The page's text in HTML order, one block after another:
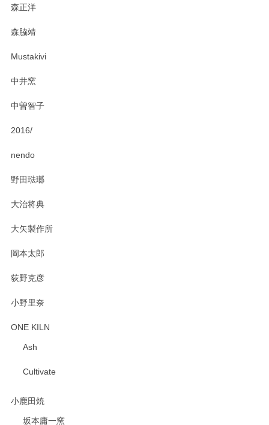
森正洋
森脇靖
Mustakivi
中井窯
中曽智子
2016/
nendo
野田琺瑯
大治将典
大矢製作所
岡本太郎
荻野克彦
小野里奈
ONE KILN
Ash
Cultivate
小鹿田焼
坂本庸一窯